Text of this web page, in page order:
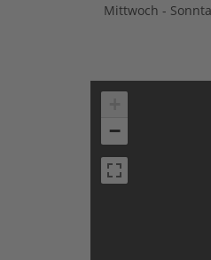
Mittwoch -
−